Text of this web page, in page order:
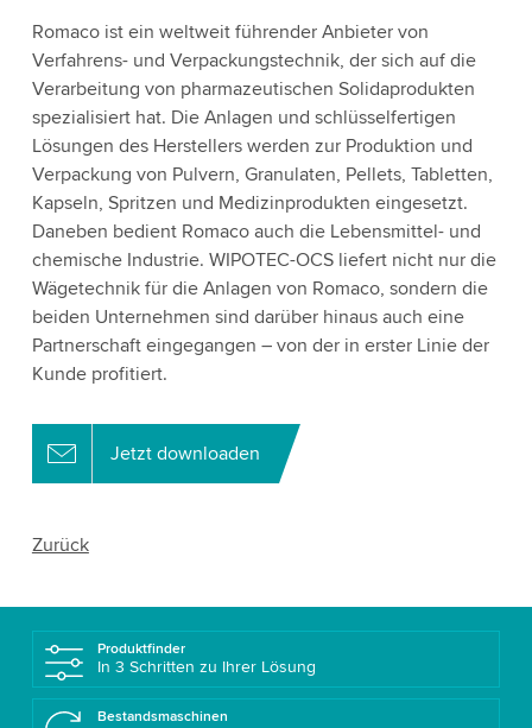
Romaco ist ein weltweit führender Anbieter von
Verfahrens- und Verpackungstechnik, der sich auf die
Verarbeitung von pharmazeutischen Solidaprodukten
spezialisiert hat. Die Anlagen und schlüsselfertigen
Lösungen des Herstellers werden zur Produktion und
Verpackung von Pulvern, Granulaten, Pellets, Tabletten,
Kapseln, Spritzen und Medizinprodukten eingesetzt.
Daneben bedient Romaco auch die Lebensmittel- und
chemische Industrie. WIPOTEC-OCS liefert nicht nur die
Wägetechnik für die Anlagen von Romaco, sondern die
beiden Unternehmen sind darüber hinaus auch eine
Partnerschaft eingegangen – von der in erster Linie der
Kunde profitiert.
Jetzt downloaden
Zurück
Produktfinder
In 3 Schritten zu Ihrer Lösung
Bestandsmaschinen